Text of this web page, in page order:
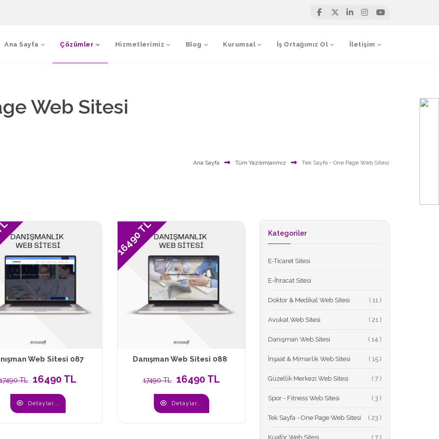
Ana Sayfa Çözümler Hizmetlerimiz Blog Kurumsal İş Ortağımız Ol İletişim
Web Sitesi
Ana Sayfa Tüm Yazılımlarımız Tek Sayfa - One Page Web Sitesi
Web Sitesi 087
17490 TL 16490 TL
Detaylar...
16490 TL
Danışman Web Sitesi 088
17490 TL 16490 TL
Detaylar...
Kategoriler
E-Ticaret Sitesi
E-İhracat Sitesi
Doktor & Medikal Web Sitesi (
Avukat Web Sitesi (
Danışman Web Sitesi (
İnşaat & Mimarlık Web Sitesi (
Güzellik Merkezi Web Sitesi (
Spor - Fitness Web Sitesi (
Tek Sayfa - One Page Web Sitesi (
Kuaför Web Sitesi (